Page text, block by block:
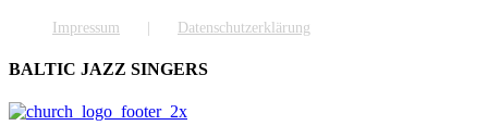
Impressum Datenschutzerklärung
BALTIC JAZZ SINGERS